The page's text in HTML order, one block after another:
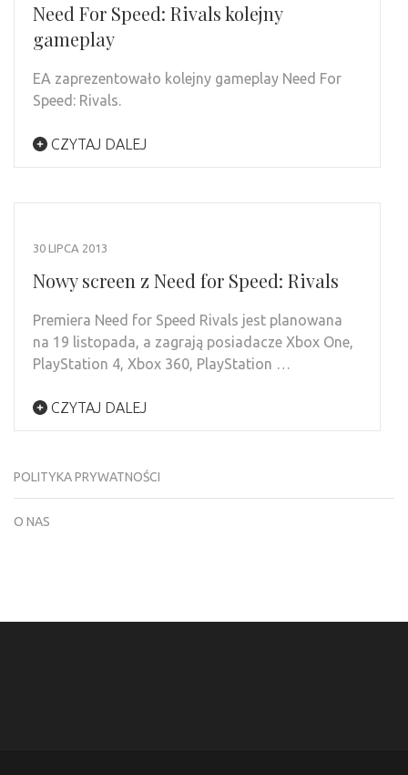
Need For Speed: Rivals kolejny
gameplay
EA zaprezentowało kolejny gameplay Need For
Speed: Rivals.
CZYTAJ DALEJ
30 LIPCA 2013
Nowy screen z Need for Speed: Rivals
Premiera Need for Speed Rivals jest planowana
na 19 listopada, a zagrają posiadacze Xbox One,
PlayStation 4, Xbox 360, PlayStation …
CZYTAJ DALEJ
POLITYKA PRYWATNOŚCI
O NAS